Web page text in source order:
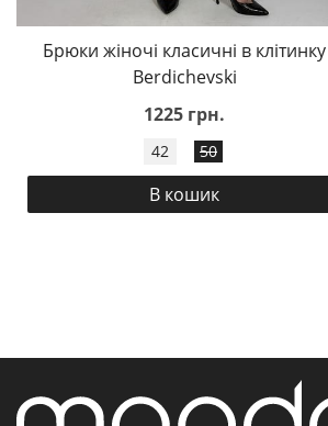
Брюки жіночі класичні в клітинку
Berdichevski
1225 грн.
42 50
В кошик